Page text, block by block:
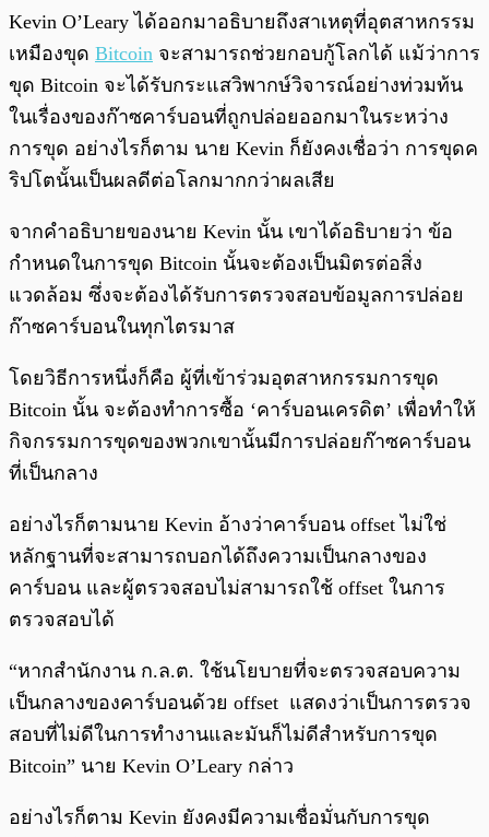
Kevin O’Leary ได้ออกมาอธิบายถึงสาเหตุที่อุตสาหกรรม
เหมืองขุด Bitcoin จะสามารถช่วยกอบกู้โลกได้ แม้ว่าการ
ขุด Bitcoin จะได้รับกระแสวิพากษ์วิจารณ์อย่างท่วมท้น
ในเรื่องของก๊าซคาร์บอนที่ถูกปล่อยออกมาในระหว่าง
การขุด อย่างไรก็ตาม นาย Kevin ก็ยังคงเชื่อว่า การขุดค
ริปโตนั้นเป็นผลดีต่อโลกมากกว่าผลเสีย
จากคำอธิบายของนาย Kevin นั้น เขาได้อธิบายว่า ข้อ
กำหนดในการขุด Bitcoin นั้นจะต้องเป็นมิตรต่อสิ่ง
แวดล้อม ซึ่งจะต้องได้รับการตรวจสอบข้อมูลการปล่อย
ก๊าซคาร์บอนในทุกไตรมาส
โดยวิธีการหนึ่งก็คือ ผู้ที่เข้าร่วมอุตสาหกรรมการขุด
Bitcoin นั้น จะต้องทำการซื้อ ‘คาร์บอนเครดิต’ เพื่อทำให้
กิจกรรมการขุดของพวกเขานั้นมีการปล่อยก๊าซคาร์บอน
ที่เป็นกลาง
อย่างไรก็ตามนาย Kevin อ้างว่าคาร์บอน offset ไม่ใช่
หลักฐานที่จะสามารถบอกได้ถึงความเป็นกลางของ
คาร์บอน และผู้ตรวจสอบไม่สามารถใช้ offset ในการ
ตรวจสอบได้
“หากสำนักงาน ก.ล.ต. ใช้นโยบายที่จะตรวจสอบความ
เป็นกลางของคาร์บอนด้วย offset แสดงว่าเป็นการตรวจ
สอบที่ไม่ดีในการทำงานและมันก็ไม่ดีสำหรับการขุด
Bitcoin” นาย Kevin O’Leary กล่าว
อย่างไรก็ตาม Kevin ยังคงมีความเชื่อมั่นกับการขุด